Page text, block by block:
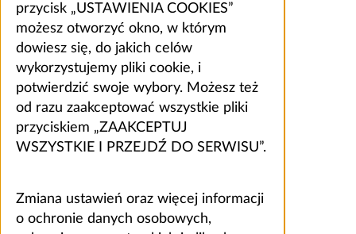
przycisk „USTAWIENIA COOKIES”
możesz otworzyć okno, w którym
dowiesz się, do jakich celów
wykorzystujemy pliki cookie, i
potwierdzić swoje wybory. Możesz też
od razu zaakceptować wszystkie pliki
przyciskiem „ZAAKCEPTUJ
WSZYSTKIE I PRZEJDŹ DO SERWISU”.
Zmiana ustawień oraz więcej informacji
o ochronie danych osobowych,